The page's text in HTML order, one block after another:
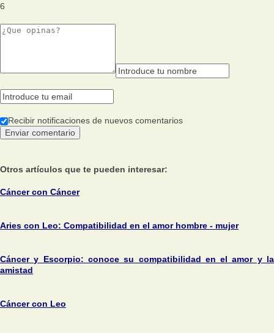
6
Recibir notificaciones de nuevos comentarios
Otros artículos que te pueden interesar:
Cáncer con Cáncer
Aries con Leo: Compatibilidad en el amor hombre - mujer
Cáncer y Escorpio: conoce su compatibilidad en el amor y la
amistad
Cáncer con Leo